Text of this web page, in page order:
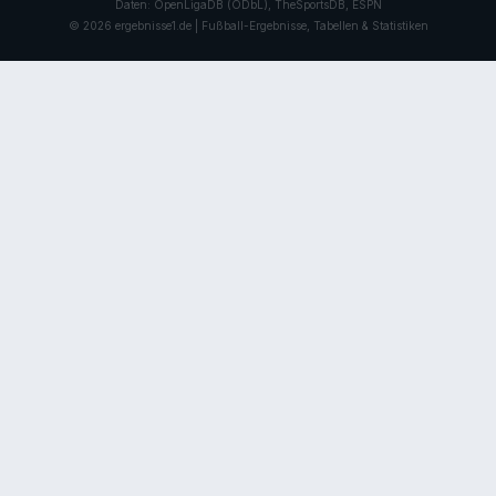
Daten: OpenLigaDB (ODbL), TheSportsDB, ESPN
© 2026 ergebnisse1.de | Fußball-Ergebnisse, Tabellen & Statistiken